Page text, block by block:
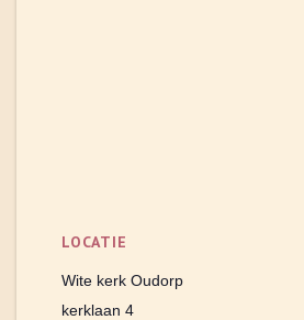
LOCATIE
Wite kerk Oudorp
kerklaan 4